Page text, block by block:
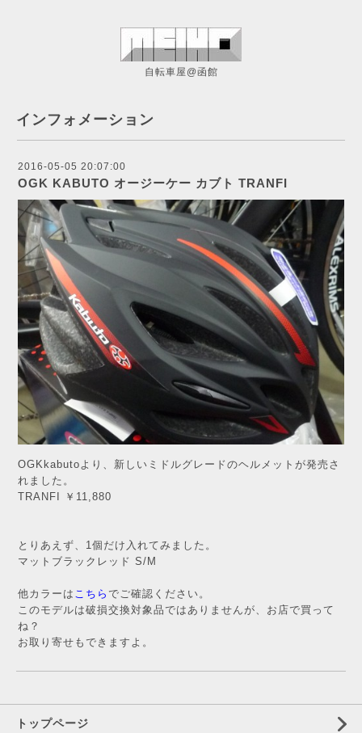
自転車屋@函館
インフォメーション
2016-05-05 20:07:00
OGK KABUTO オージーケー カブト TRANFI
OGKkabutoより、新しいミドルグレードのヘルメットが発売さ
れました。
TRANFI ￥11,880
とりあえず、1個だけ入れてみました。
マットブラックレッド S/M
他カラーは こちら でご確認ください。
このモデルは破損交換対象品ではありませんが、お店で買って
ね？
お取り寄せもできますよ。
トップページ